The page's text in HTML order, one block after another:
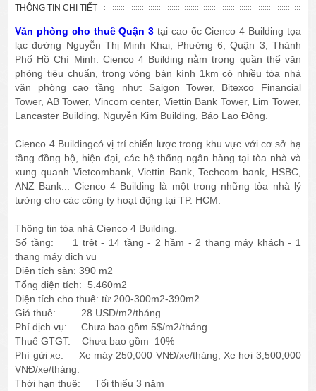
THÔNG TIN CHI TIẾT
Văn phòng cho thuê Quận 3 tại cao ốc Cienco 4 Building tọa
lạc đường Nguyễn Thị Minh Khai, Phường 6, Quận 3, Thành
Phố Hồ Chí Minh. Cienco 4 Building nằm trong quần thể văn
phòng tiêu chuẩn, trong vòng bán kính 1km có nhiều tòa nhà
văn phòng cao tầng như: Saigon Tower, Bitexco Financial
Tower, AB Tower, Vincom center, Viettin Bank Tower, Lim Tower,
Lancaster Building, Nguyễn Kim Building, Báo Lao Động.
Cienco 4 Buildingcó vị trí chiến lược trong khu vực với cơ sở hạ
tầng đồng bộ, hiện đại, các hệ thống ngân hàng tại tòa nhà và
xung quanh Vietcombank, Viettin Bank, Techcom bank, HSBC,
ANZ Bank... Cienco 4 Building là một trong những tòa nhà lý
tưởng cho các công ty hoạt động tại TP. HCM.
Thông tin tòa nhà Cienco 4 Building.
Số tầng: 1 trệt - 14 tầng - 2 hầm - 2 thang máy khách - 1
thang máy dịch vụ
Diện tích sàn: 390 m2
Tổng diện tích: 5.460m2
Diện tích cho thuê: từ 200-300m2-390m2
Giá thuê: 28 USD/m2/tháng
Phí dịch vụ: Chưa bao gồm 5$/m2/tháng
Thuế GTGT: Chưa bao gồm 10%
Phí gửi xe: Xe máy 250,000 VNĐ/xe/tháng; Xe hơi 3,500,000
VNĐ/xe/tháng.
Thời hạn thuê: Tối thiểu 3 năm